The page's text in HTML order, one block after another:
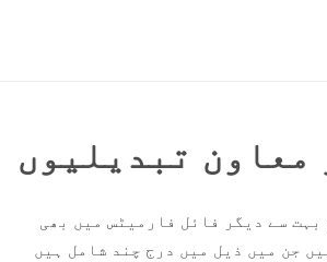
معاون تبدیلیوں
بہت سے دیگر فائل فارمیٹس میں بھی